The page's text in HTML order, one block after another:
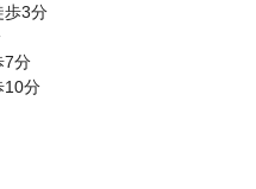
歩3分
7分
10分